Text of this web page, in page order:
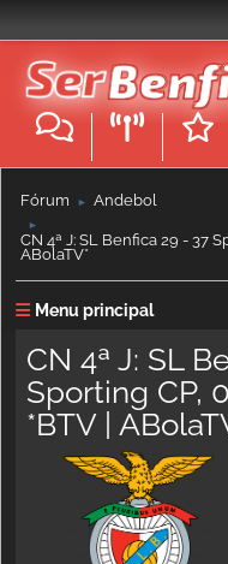
Fórum ► Andebol
►
CN 4ª J: SL Benfica 29 - 37
ABolaTV*
Menu principal
CN 4ª J: SL
Sporting CP,
*BTV |